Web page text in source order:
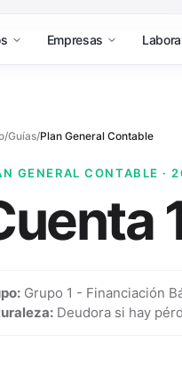
Empresas
/Guías/Plan General Contable
GENERAL CONTABLE ·
Grupo 1 - Financiación
Deudora si hay